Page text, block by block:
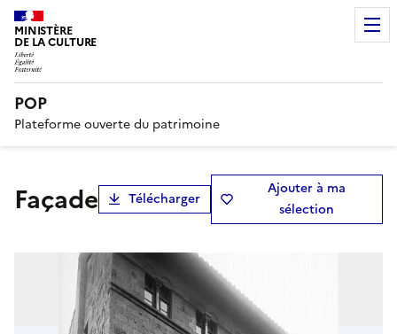
MINISTÈRE
DE LA CULTURE
POP
Plateforme ouverte du patrimoine
Façade Télécharger
Ajouter à ma
sélection